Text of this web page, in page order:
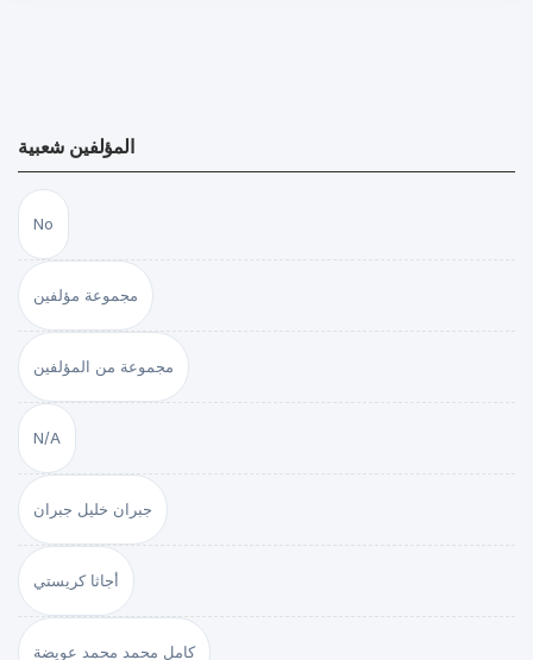
المؤلفين شعبية
No
مجموعة مؤلفين
مجموعة من المؤلفين
N/A
جبران خليل جبران
أجاثا كريستي
كامل محمد محمد عويضة